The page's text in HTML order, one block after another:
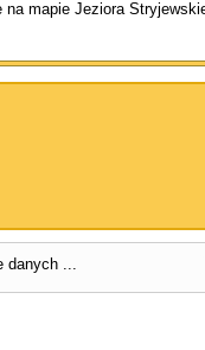
mapie Jeziora
danych ...